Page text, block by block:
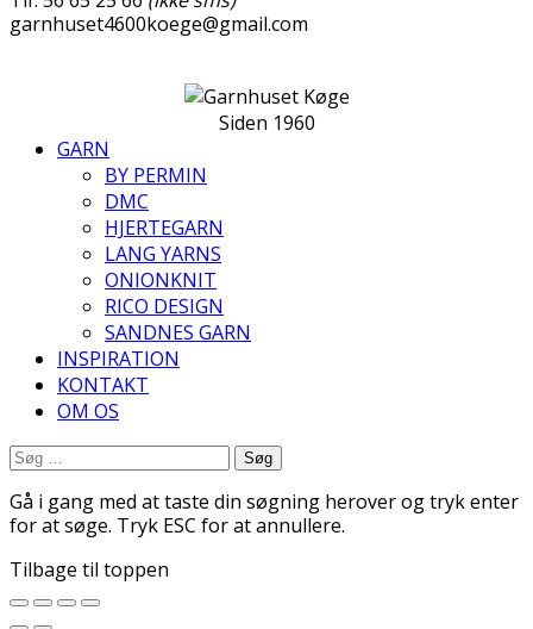
garnhuset4600koege@gmail.com
Siden 1960
GARN
BY PERMIN
DMC
HJERTEGARN
LANG YARNS
ONIONKNIT
RICO DESIGN
SANDNES GARN
INSPIRATION
KONTAKT
OM OS
Søg
Gå i gang med at taste din søgning herover og tryk enter
for at søge. Tryk ESC for at annullere.
Tilbage til toppen